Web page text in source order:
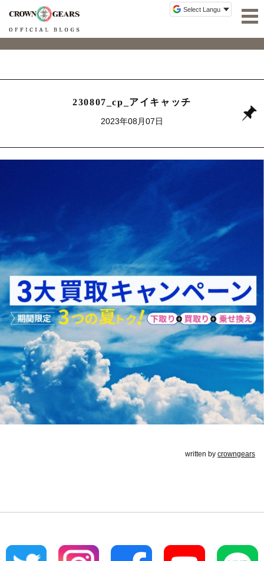
230807_cp_アイキャッチ
2023年08月07日
written by crowngears